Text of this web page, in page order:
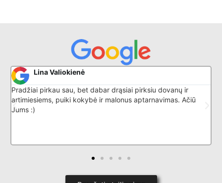
drąsiai pirksiu dovanų ir
aptarnavimas. Ačiū
Puikiai išmano savo darbą,